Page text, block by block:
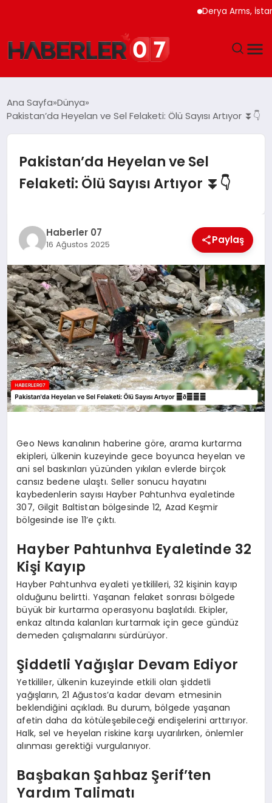
Derya Arms,
YAŞAM
SPOR
EĞITIM
MAGAZIN
DIĞER
Ana Sayfa Dünya
Pakistan’da Heyelan ve Sel Felaketi: Ölü Sayısı Artıyor ⏬👇
Pakistan’da Heyelan ve Sel
Felaketi: Ölü Sayısı Artıyor ⏬👇
Haberler 07
16 Ağustos 2025 Paylaş
Geo News kanalının haberine göre, arama kurtarma
ekipleri, ülkenin kuzeyinde gece boyunca heyelan ve
ani sel baskınları yüzünden yıkılan evlerde birçok
cansız bedene ulaştı. Seller sonucu hayatını
kaybedenlerin sayısı Hayber Pahtunhva eyaletinde
307, Gilgit Baltistan bölgesinde 12, Azad Keşmir
bölgesinde ise 11’e çıktı.
Hayber Pahtunhva Eyaletinde 32
Kişi Kayıp
Hayber Pahtunhva eyaleti yetkilileri, 32 kişinin kayıp
olduğunu belirtti. Yaşanan felaket sonrası bölgede
büyük bir kurtarma operasyonu başlatıldı. Ekipler,
enkaz altında kalanları kurtarmak için gece gündüz
demeden çalışmalarını sürdürüyor.
Şiddetli Yağışlar Devam Ediyor
Yetkililer, ülkenin kuzeyinde etkili olan şiddetli
yağışların, 21 Ağustos’a kadar devam etmesinin
beklendiğini açıkladı. Bu durum, bölgede yaşanan
afetin daha da kötüleşebileceği endişelerini arttırıyor.
Halk, sel ve heyelan riskine karşı uyarılırken, önlemler
alınması gerektiği vurgulanıyor.
Başbakan Şahbaz Şerif’ten
Yardım Talimatı